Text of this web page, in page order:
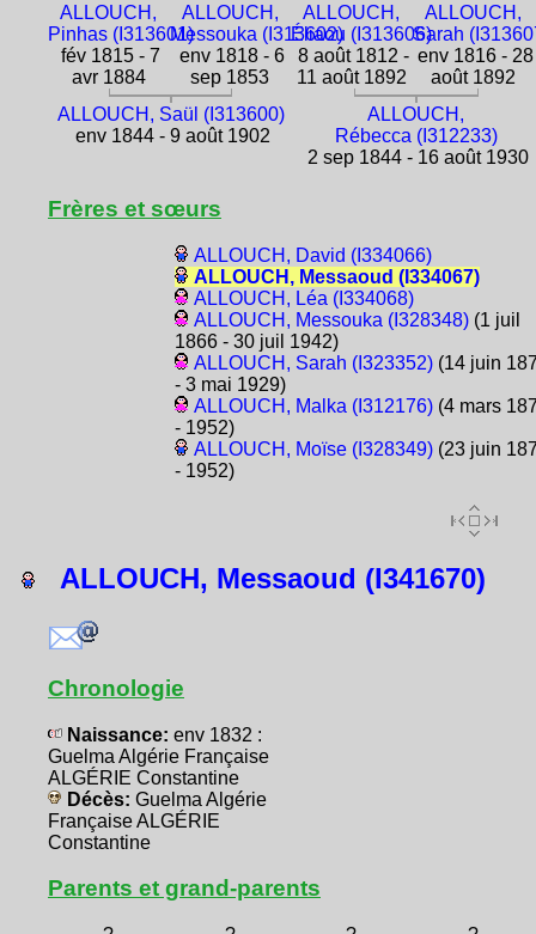
ALLOUCH,
Pinhas (I313601)
fév 1815 - 7
avr 1884
ALLOUCH,
Messouka (I313602)
env 1818 - 6
sep 1853
ALLOUCH,
Éliaou (I313606)
8 août 1812 -
11 août 1892
ALLOUCH,
Sarah
env 1816 - 28
août 1892
ALLOUCH, Saül (I313600)
env 1844 - 9 août 1902
ALLOUCH,
Rébecca (I312233)
2 sep 1844 - 16 août 1930
Frères et sœurs
ALLOUCH, David (I334066)
ALLOUCH, Messaoud (I334067)
ALLOUCH, Léa (I334068)
ALLOUCH, Messouka (I328348)(1 juil
1866 - 30 juil 1942)
ALLOUCH, Sarah (I323352)(14 juin
- 3 mai 1929)
ALLOUCH, Malka (I312176)(4 mars
- 1952)
ALLOUCH, Moïse (I328349)(23 juin
- 1952)
ALLOUCH, Messaoud (I341670)
Chronologie
Naissance: env 1832 :
Guelma Algérie Française
ALGÉRIE Constantine
Décès: Guelma Algérie
Française ALGÉRIE
Constantine
Parents et grand-parents